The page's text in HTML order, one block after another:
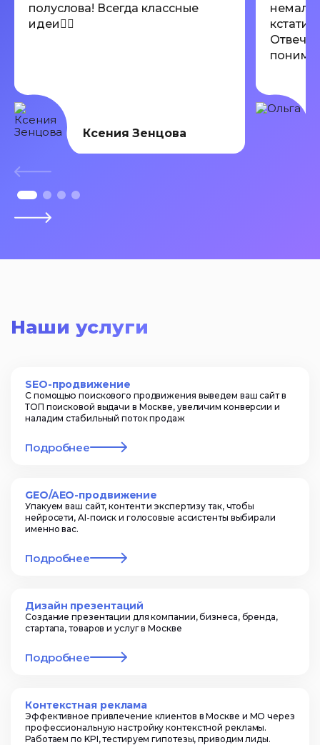
полуслова! Всегда классные
идеи👍🏾
Ксения Зенцова
кстати
Наши услуги
SEO-продвижение
С помощью поискового продвижения выведем ваш сайт в
ТОП поисковой выдачи в Москве, увеличим конверсии и
наладим стабильный поток продаж
Подробнее
GEO/AEO-продвижение
Упакуем ваш сайт, контент и экспертизу так, чтобы
нейросети, AI-поиск и голосовые ассистенты выбирали
именно вас.
Подробнее
Дизайн презентаций
Создание презентации для компании, бизнеса, бренда,
стартапа, товаров и услуг в Москве
Подробнее
Контекстная реклама
Эффективное привлечение клиентов в Москве и МО через
профессиональную настройку контекстной рекламы.
Работаем по KPI, тестируем гипотезы, приводим лиды.